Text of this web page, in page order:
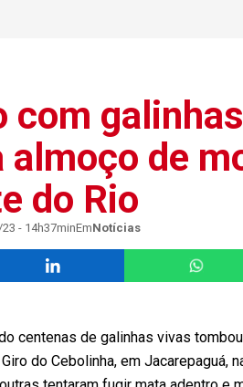
com
almoço de
do Rio
- 14h37minEmNotícias
centenas de galinhas vivas
do Cebolinha, em Jacarepaguá,